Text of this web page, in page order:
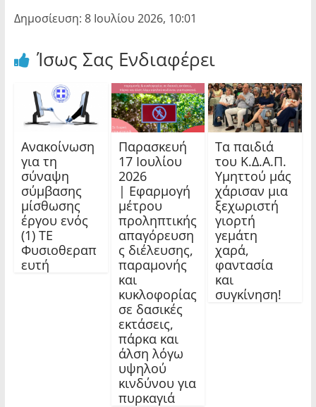
Δημοσίευση: 8 Ιουλίου 2026, 10:01
Ίσως Σας Ενδιαφέρει
Ανακοίνωση
για τη
σύναψη
σύμβασης
μίσθωσης
έργου ενός
(1) ΤΕ
Φυσιοθεραπ
ευτή
Παρασκευή
17 Ιουλίου
2026
| Εφαρμογή
μέτρου
προληπτικής
απαγόρευση
ς διέλευσης,
παραμονής
και
κυκλοφορίας
σε δασικές
εκτάσεις,
πάρκα και
άλση λόγω
υψηλού
κινδύνου για
πυρκαγιά
Τα παιδιά
του Κ.Δ.Α.Π.
Υμηττού μάς
χάρισαν μια
ξεχωριστή
γιορτή
γεμάτη
χαρά,
φαντασία
και
συγκίνηση!